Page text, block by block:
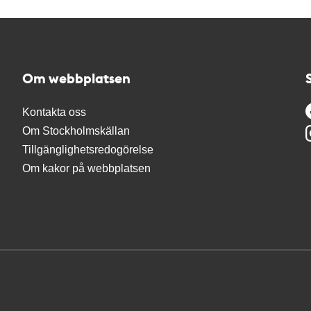
Om webbplatsen
Kontakta oss
Om Stockholmskällan
Tillgänglighetsredogörelse
Om kakor på webbplatsen